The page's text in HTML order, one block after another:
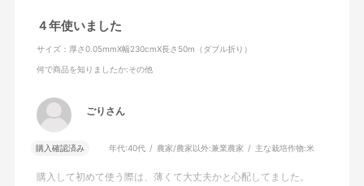
４年使いました
サイズ：厚さ0.05mmX幅230cmX長さ50m（ダブル折り）
何で商品を知りましたか:その他
ごりさん
購入確認済み 年代:40代 農家/農家以外:兼業農家 主な栽培作物:米
購入して初めて使う際は、薄くて大丈夫かと心配してました。